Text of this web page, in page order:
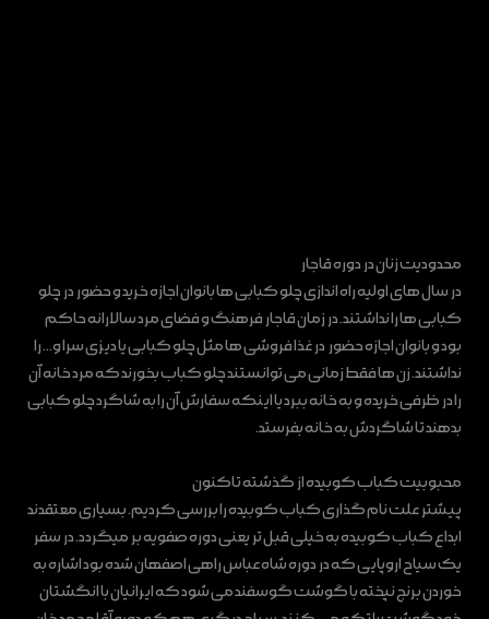
محدودیت زنان در دوره قاجار
در سال ‌های اولیه راه‌ اندازی چلو کبابی ‌ها بانوان اجازه خرید و حضور در چلو
کبابی ‌ها را نداشتند. در زمان قاجار فرهنگ و فضای مرد سالارانه حاکم
بود و بانوان اجازه حضور در غذا فروشی ‌ها مثل چلو کبابی یا دیزی‌ سرا و… را
نداشتند. زن‌ ها فقط زمانی می ‌توانستند چلو کباب بخورند که مرد خانه آن
را در ظرفی خریده و به خانه ببرد یا اینکه سفارش آن را به شاگرد چلو کبابی
بدهند تا شاگردش به خانه بفرستد.
محبوبیت کباب کوبیده از گذشته تاکنون
پیشتر علت نام گذاری کباب کوبیده را بررسی کردیم. بسیاری معتقدند
ابداع کباب کوبیده به خیلی قبل‌ تر یعنی دوره صفویه بر میگردد. در سفر
یک سیاح اروپایی که در دوره شاه عباس راهی اصفهان شده بود اشاره به
خوردن برنج نپخته با گوشت گوسفند می شود که ایرانیان با انگشتان